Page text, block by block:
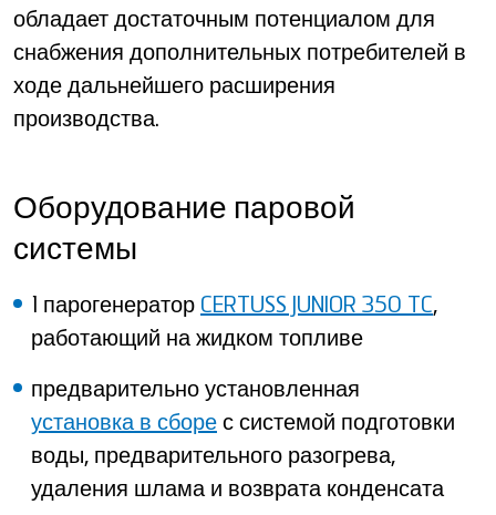
обладает достаточным потенциалом для
снабжения дополнительных потребителей в
ходе дальнейшего расширения
производства.
Оборудование паровой
системы
1 парогенератор CERTUSS JUNIOR 350 TC,
работающий на жидком топливе
предварительно установленная
установка в сборе с системой подготовки
воды, предварительного разогрева,
удаления шлама и возврата конденсата